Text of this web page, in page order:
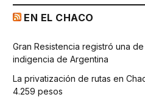
EN EL CHACO
Gran Resistencia registró una
indigencia de Argentina
La privatización de rutas en
4.259 pesos